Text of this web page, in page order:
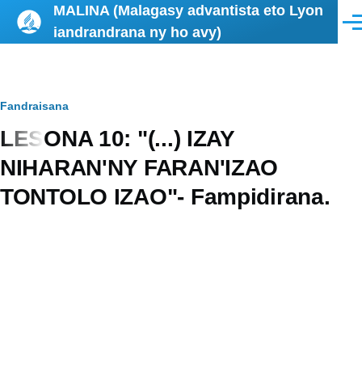
Skip to main content
MALINA (Malagasy advantista eto Lyon
iandrandrana ny ho avy)
Breadcrumb
Fandraisana
LESONA 10: "(...) IZAY
NIHARAN'NY FARAN'IZAO
TONTOLO IZAO"- Fampidirana.